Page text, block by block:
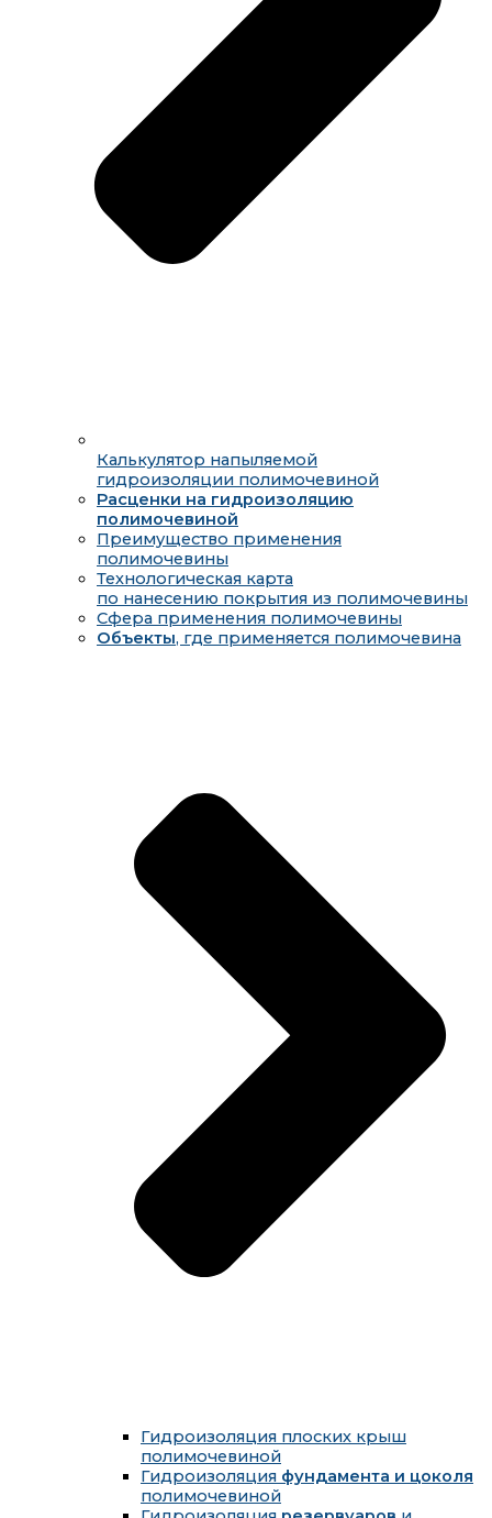
Калькулятор напыляемой
гидроизоляции полимочевиной
Расценки на гидроизоляцию
полимочевиной
Преимущество применения
полимочевины
Технологическая карта
по нанесению покрытия из полимочевины
Сфера применения полимочевины
Объекты, где применяется полимочевина
Гидроизоляция плоских крыш
полимочевиной
Гидроизоляция фундамента и цоколя
полимочевиной